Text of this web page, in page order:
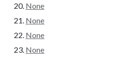
None
None
None
None